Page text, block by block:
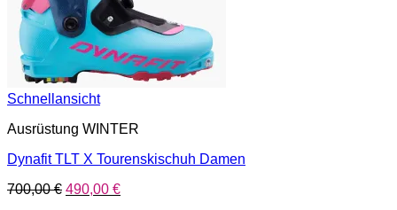
Schnellansicht
Ausrüstung WINTER
Dynafit TLT X Tourenskischuh Damen
700,00€ Ursprünglicher
490,00 €Aktueller